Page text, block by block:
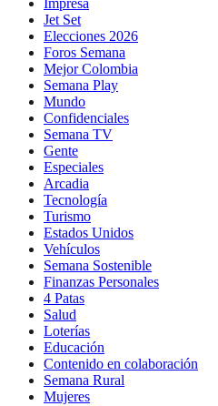
Impresa
Jet Set
Elecciones 2026
Foros Semana
Mejor Colombia
Semana Play
Mundo
Confidenciales
Semana TV
Gente
Especiales
Arcadia
Tecnología
Turismo
Estados Unidos
Vehículos
Semana Sostenible
Finanzas Personales
4 Patas
Salud
Loterías
Educación
Contenido en colaboración
Semana Rural
Mujeres